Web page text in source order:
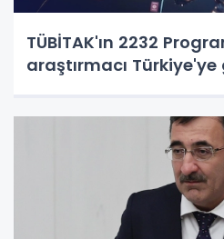
TÜBİTAK'ın 2232
araştırmacı